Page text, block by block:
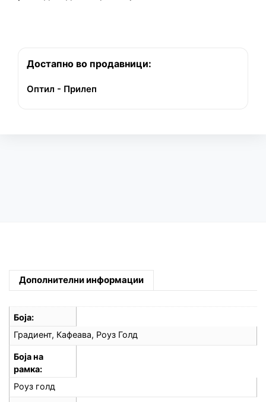
Достапно во продавници:
Оптил - Прилеп
Дополнителни информации
Боја
Градиент, Кафеава, Роуз Голд
Боја на
рамка
Роуз голд